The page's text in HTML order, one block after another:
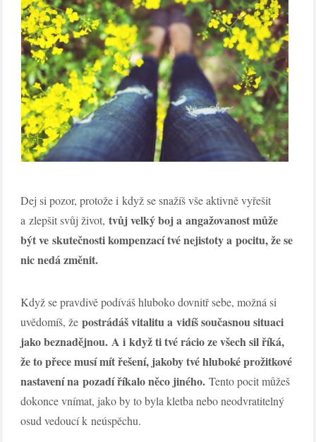
Dej si pozor, protože i když se snažíš vše aktivně vyřešit
a zlepšit svůj život,tvůj velký boj a angažovanost může
být ve skutečnosti kompenzací tvé nejistoty a pocitu, že se
nic nedá změnit.
Když se pravdivě podíváš hluboko dovnitř sebe, možná si
uvědomíš, žepostrádáš vitalitu a vidíš současnou situaci
jako beznadějnou. A i když ti tvé rácio ze všech sil říká,
že to přece musí mít řešení, jakoby tvé hluboké prožitkové
nastavení na pozadí říkalo něco jiného.Tento pocit můžeš
dokonce vnímat, jako by to byla kletba nebo neodvratitelný
osud vedoucí k neúspěchu.